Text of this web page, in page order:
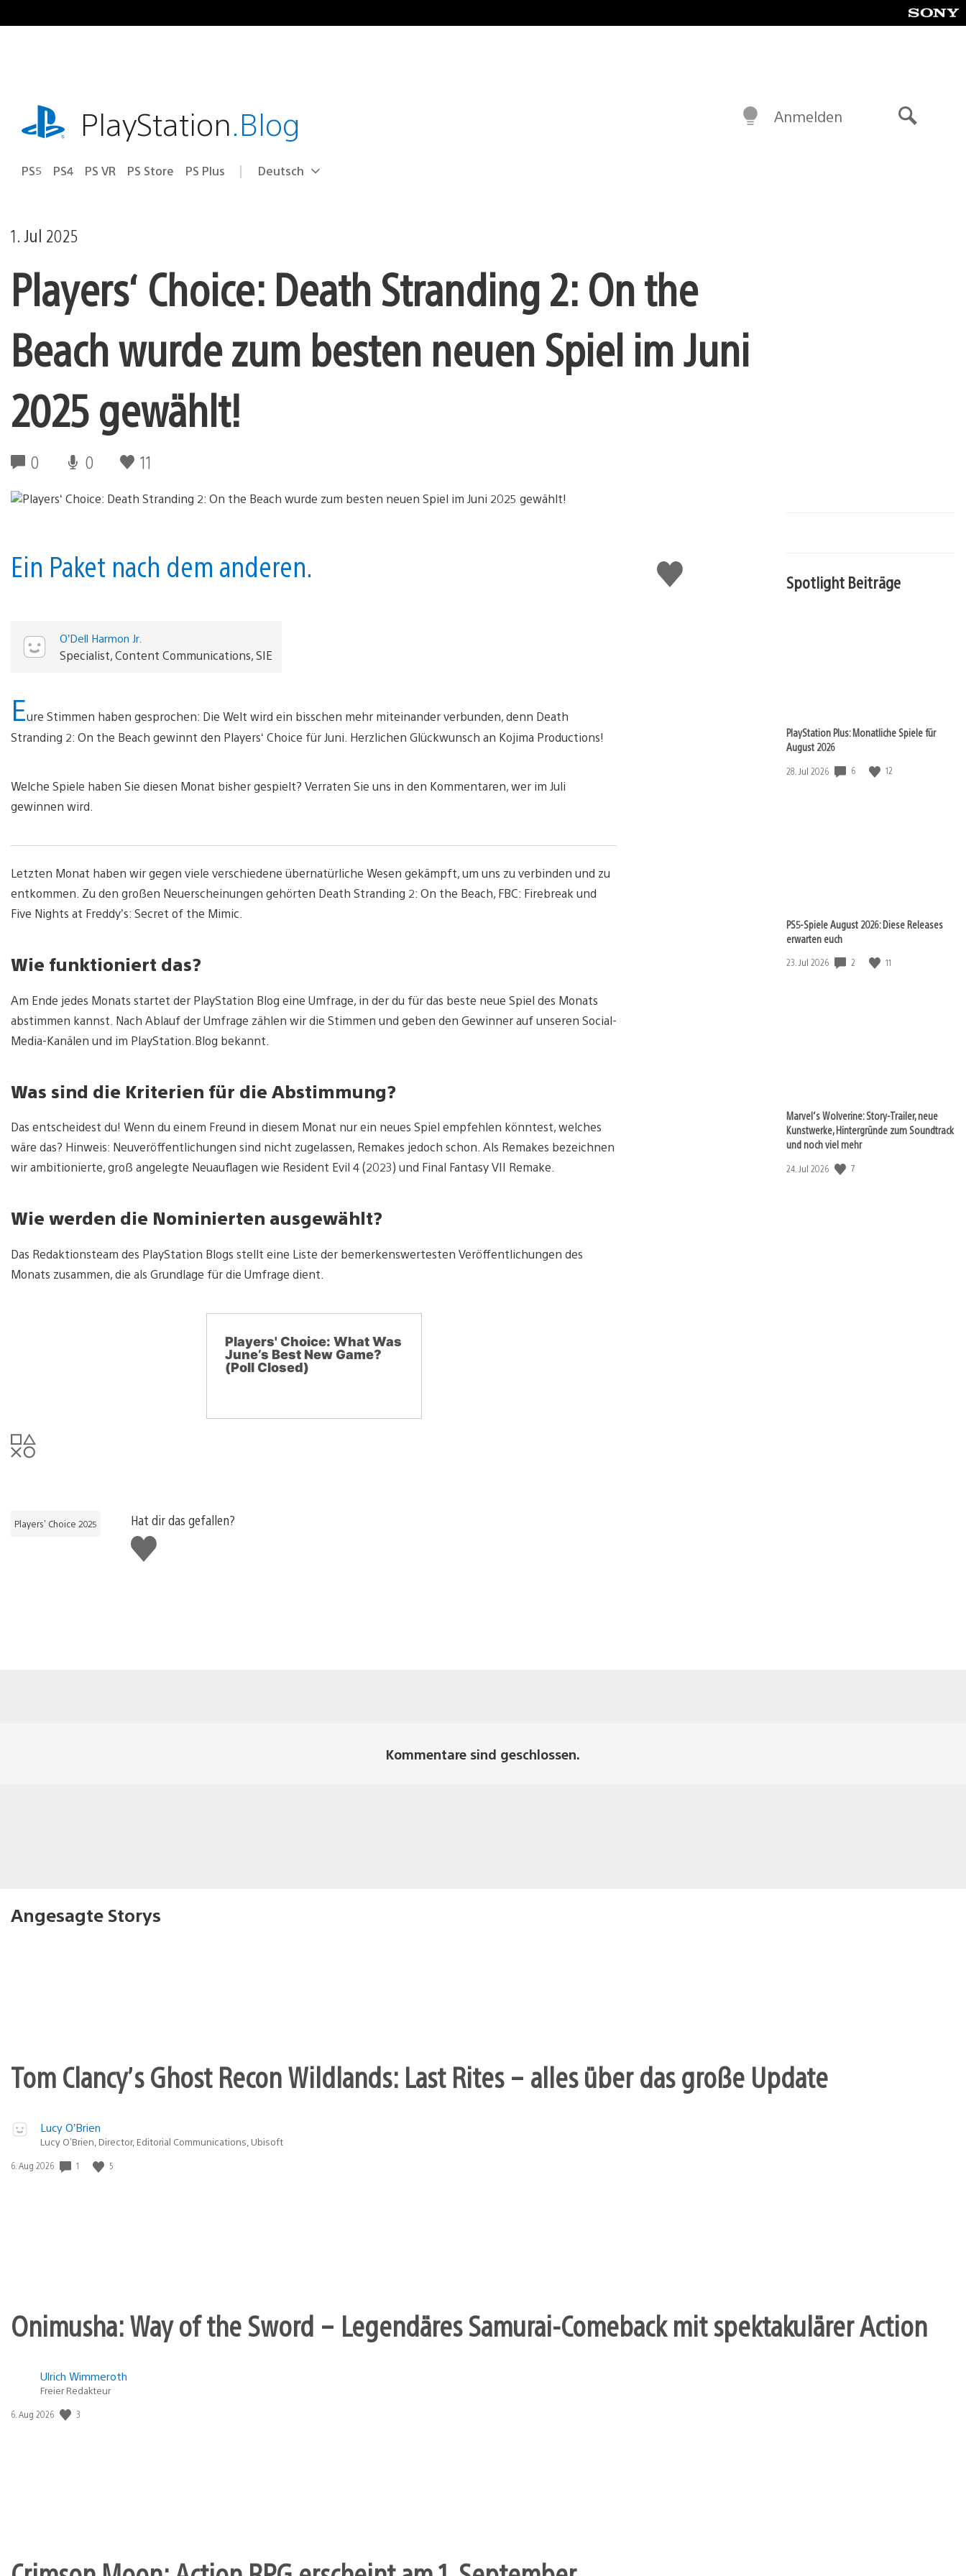
Inhalt
playstation.comPlayStation.Blog
PS5 PS4 PS VR PS Store PS Plus Select
Aktuelle
Deutsch
Anmelden
1. Jul 2025
Players‘ Choice: Death Stranding 2: On the
Beach wurde zum besten neuen Spiel im Juni
2025 gewählt!
0 0 11
Gefällt
mir
Ein Paket nach dem anderen.
O’Dell Harmon Jr.
Specialist, Content Communications, SIE
Eure Stimmen haben gesprochen: Die Welt wird ein bisschen mehr miteinander verbunden, denn Death
Stranding 2: On the Beach gewinnt den Players‘ Choice für Juni. Herzlichen Glückwunsch an Kojima Productions!
Welche Spiele haben Sie diesen Monat bisher gespielt? Verraten Sie uns in den Kommentaren, wer im Juli
gewinnen wird.
Letzten Monat haben wir gegen viele verschiedene übernatürliche Wesen gekämpft, um uns zu verbinden und zu
entkommen. Zu den großen Neuerscheinungen gehörten Death Stranding 2: On the Beach, FBC: Firebreak und
Five Nights at Freddy’s: Secret of the Mimic.
Wie funktioniert das?
Am Ende jedes Monats startet der PlayStation Blog eine Umfrage, in der du für das beste neue Spiel des Monats
abstimmen kannst. Nach Ablauf der Umfrage zählen wir die Stimmen und geben den Gewinner auf unseren Social-
Media-Kanälen und im PlayStation.Blog bekannt.
Was sind die Kriterien für die Abstimmung?
Das entscheidest du! Wenn du einem Freund in diesem Monat nur ein neues Spiel empfehlen könntest, welches
wäre das? Hinweis: Neuveröffentlichungen sind nicht zugelassen, Remakes jedoch schon. Als Remakes bezeichnen
wir ambitionierte, groß angelegte Neuauflagen wie Resident Evil 4 (2023) und Final Fantasy VII Remake.
Wie werden die Nominierten ausgewählt?
Das Redaktionsteam des PlayStation Blogs stellt eine Liste der bemerkenswertesten Veröffentlichungen des
Monats zusammen, die als Grundlage für die Umfrage dient.
Players' Choice: What Was
June’s Best New Game?
(Poll Closed)
Players' Choice 2025
Hat dir das gefallen?
Gefällt
mir
Spotlight Beiträge
PlayStation Plus: Monatliche Spiele für
August 2026
Veröffentlichungsdatum:
28. Jul 2026 6 12
PS5-Spiele August 2026: Diese Releases
erwarten euch
Veröffentlichungsdatum:
23. Jul 2026 2 11
Marvel‘s Wolverine: Story-Trailer, neue
Kunstwerke, Hintergründe zum Soundtrack
und noch viel mehr
Veröffentlichungsdatum:
24. Jul 2026 7
Kommentare sind geschlossen.
Angesagte Storys
Tom Clancy’s Ghost Recon Wildlands: Last Rites – alles über das große Update
Lucy O’Brien
Lucy O’Brien, Director, Editorial Communications, Ubisoft
Veröffentlichungsdatum:
6. Aug 2026 1 5
Onimusha: Way of the Sword – Legendäres Samurai-Comeback mit spektakulärer Action
Ulrich Wimmeroth
Freier Redakteur
Veröffentlichungsdatum:
6. Aug 2026 3